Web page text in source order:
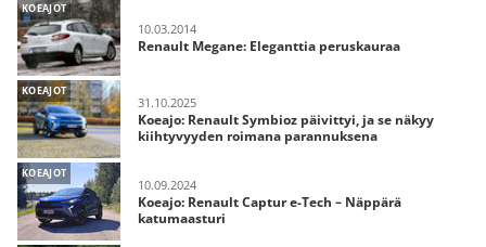
KOEAJOT
10.03.2014
Renault Megane: Eleganttia peruskauraa
KOEAJOT
31.10.2025
Koeajo: Renault Symbioz päivittyi, ja se näkyy
kiihtyvyyden roimana parannuksena
KOEAJOT
10.09.2024
Koeajo: Renault Captur e-Tech – Näppärä
katumaasturi